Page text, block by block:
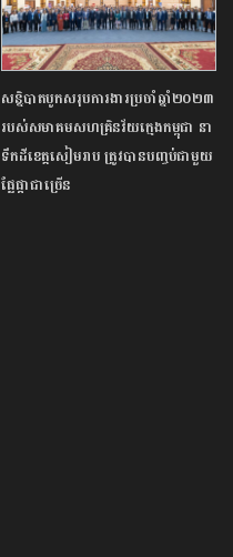
សន្និបាតបូកសរុបការងារប្រចាំឆ្នាំ២០២៣
របស់សមាគមសហគ្រិនវ័យក្មេងកម្ពុជា នា
ទឹកដីខេត្តសៀមរាប ត្រូវបានបញ្ចប់ជាមួយ
ផ្លែផ្កាជាច្រើន